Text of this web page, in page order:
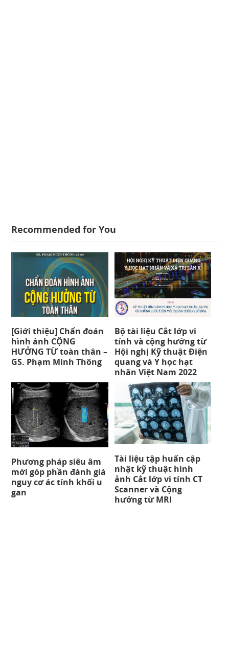
Recommended for You
[Giới thiệu] Chẩn đoán
hình ảnh CỘNG
HƯỞNG TỪ toàn thân –
GS. Phạm Minh Thông
Bộ tài liệu Cắt lớp vi
tính và cộng hưởng từ
Hội nghị Kỹ thuật Điện
quang và Y học hạt
nhân Việt Nam 2022
Phương pháp siêu âm
mới góp phần đánh giá
nguy cơ ác tính khối u
gan
Tài liệu tập huấn cập
nhật kỹ thuật hình
ảnh Cắt lớp vi tính CT
Scanner và Cộng
hưởng từ MRI